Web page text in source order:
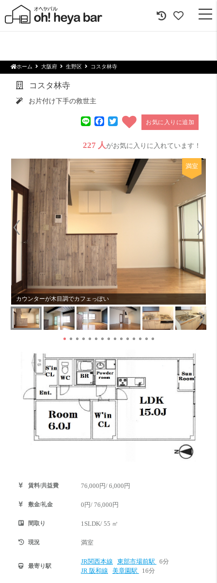
ホーム 大阪府 生野区 コスタ林寺
コスタ林寺
お片付け下手の救世主
LineFacebook
Twitterお気に入りに追加
227 人がお気に入りに入れています！
満室
カウンターが木目調でカフェっぽい
賃料/共益費 76,000円/ 6,000円
敷金/礼金 0円/ 76,000円
間取り 1SLDK/ 55 ㎡
現況 満室
最寄り駅
JR関西本線 東部市場前駅
6分
JR 阪和線
美章園駅 16分